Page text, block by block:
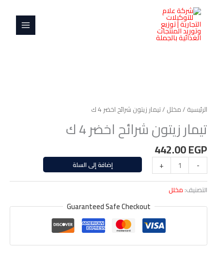
المحتوى
MENU
الرئيسية /مخلل / تيمار زيتون شرائح اخضر 4 ك
تيمار زيتون شرائح اخضر 4 ك
442.00EGP
-
زيتون
شرائح
اخضر
ك
+
إضافة إلى السلة
التصنيف: مخلل
Guaranteed Safe Checkout
شرائح
اخضر